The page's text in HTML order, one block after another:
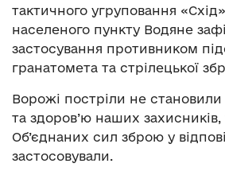
тактичного угруповання
населеного пункту Водяне
застосування противником
гранатомета та стрілецької
Ворожі постріли не
та здоров’ю наших захисників,
Об’єднаних сил зброю у
застосовували.